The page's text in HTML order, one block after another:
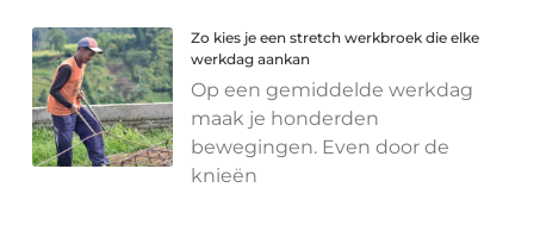
Zo kies je een stretch werkbroek die elke
werkdag aankan
Op een gemiddelde werkdag
maak je honderden
bewegingen. Even door de
knieën